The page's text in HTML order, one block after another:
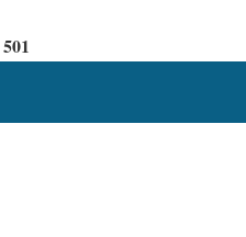
501